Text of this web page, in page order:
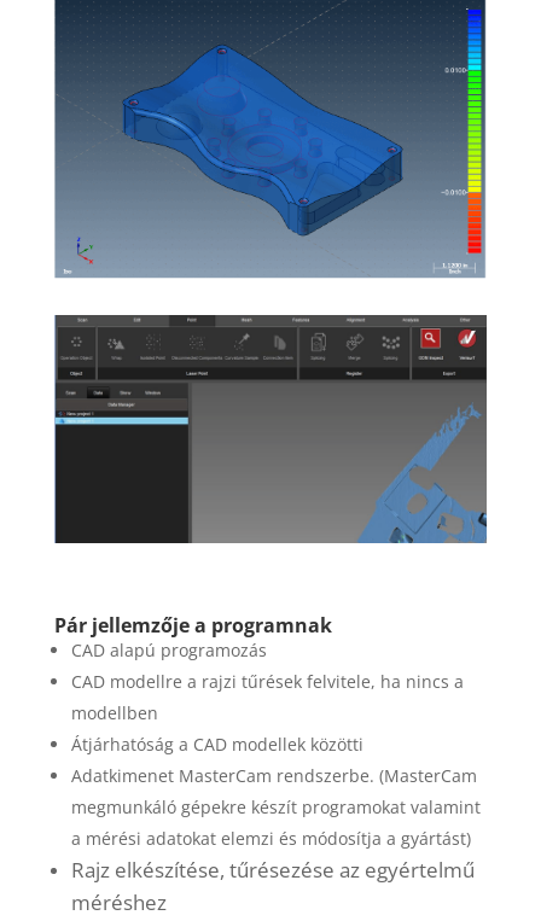
Pár jellemzője a programnak
CAD alapú programozás
CAD modellre a rajzi tűrések felvitele, ha nincs a
modellben
Átjárhatóság a CAD modellek közötti
Adatkimenet MasterCam rendszerbe. (MasterCam
megmunkáló gépekre készít programokat valamint
a mérési adatokat elemzi és módosítja a gyártást)
Rajz elkészítése, tűrésezése az egyértelmű
méréshez